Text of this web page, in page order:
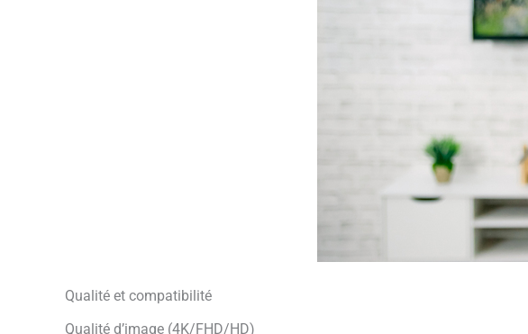
Qualité et compatibilité
Qualité d’image (4K/FHD/HD)